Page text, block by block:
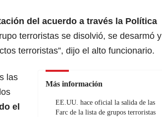
del acuerdo a través la Política
terroristas se disolvió, se desarmó y
terroristas”, dijo el alto funcionario.
Más información
EE.UU. hace oficial la salida de las
Farc de la lista de grupos terroristas
las
el